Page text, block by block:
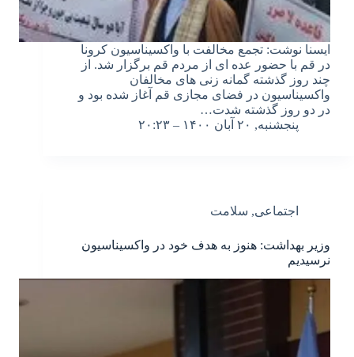
ایسنا نوشت: تجمع مخالفت با واکسیناسیون کرونا
در قم با حضور عده ای از مردم قم برگزار شد. از
چند روز گذشته گمانه زنی های مخالفان
واکسیناسیون در فضای مجازی قم آغاز شده بود و
در دو روز گذشته شدت…
پنجشنبه, ۲۰ آبان ۱۴۰۰ – ۲۰:۲۳
اجتماعی, سلامت
وزیر بهداشت: هنوز به هدف خود در واکسیناسیون
نرسیدیم